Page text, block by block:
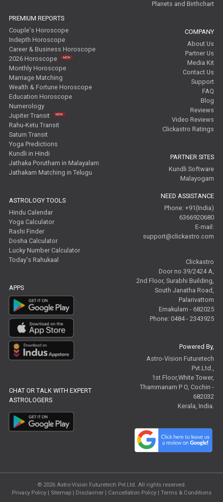
PREMIUM REPORTS
Couple's Horoscope
Indepth Horoscope
Career & Business Horoscope
2026 Horoscope
Monthly Horoscope
Marriage Matching
Wealth & Fortune Horoscope
Education Horoscope
Numerology
Jupiter Transit
Rahu-Ketu Transit
Saturn Transit
Yoga Predictions
Kundli in Hindi
Jathaka Porutham in Malayalam
Jathakam Matching in Telugu
ASTROLOGY TOOLS
Hindu Calendar
Yoga Calculator
Rashi Finder
Dosha Calculator
Lucky Number Calculator
Today's Rahukaal
APPS
CHAT OR TALK WITH EXPERT
ASTROLOGERS
Planets and Birthchart
COMPANY
About Us
Partner Us
Media Kit
Contact Us
Support
FAQ
Blog
Reviews
Video Reviews
Clickastro Ratings
PARTNER SITES
Kundli Software
Malayogam
NEED ASSISTANCE
Phone: +91(India)
6366920680
E-mail:
support@clickastro.com
Clickastro
Door no 39/2424 A,
2nd Floor, Surabhi Building,
South Janatha Road,
Palarivattom
Ernakulam - 682025
Phone: 0484 - 2343925
Powered By,
Astro-Vision Futuretech
Pvt.Ltd.,
1st Floor,White Tower,
Thammanam P O, Cochin -
682032
Kerala, India.
© 2026 Astro-Vision Futuretech Pvt.Ltd. All rights reserved.
Privacy Policy| Sitemap | Disclaimer| Cancellation Policy| Terms & Conditions